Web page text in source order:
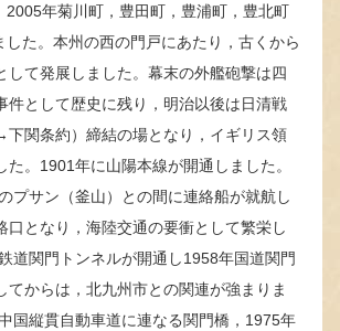
2005年菊川町，豊田町，豊浦町，豊北町
した。本州の西の門戸にあたり，古くから
して発展しました。幕末の外艦砲撃は四
件として歴史に残り，明治以後は日清戦
関条約）締結の場となり，イギリス領
た。1901年に山陽本線が開通しました。
プサン（釜山）との間に連絡船が就航し
口となり，海陸交通の要衝として繁栄し
道関門トンネルが開通し1958年国道関門
てからは，北九州市との関連が強まりま
国縦貫自動車道に連なる関門橋，1975年